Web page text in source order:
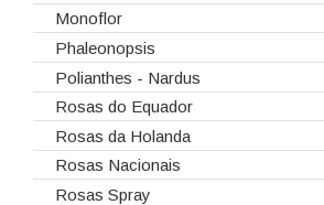
Monoflor
Phaleonopsis
Polianthes - Nardus
Rosas do Equador
Rosas da Holanda
Rosas Nacionais
Rosas Spray